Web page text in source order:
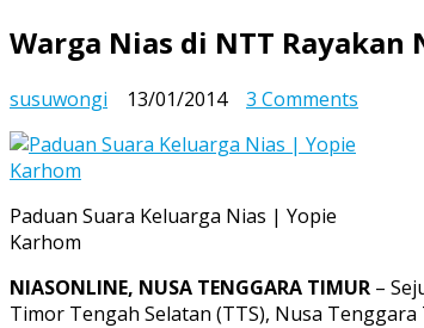
Warga Nias di NTT Rayakan
susuwongi 13/01/2014 3 Comments
Paduan Suara Keluarga Nias | Yopie
Karhom
NIASONLINE, NUSA TENGGARA TIMUR –
Timor Tengah Selatan (TTS), Nusa